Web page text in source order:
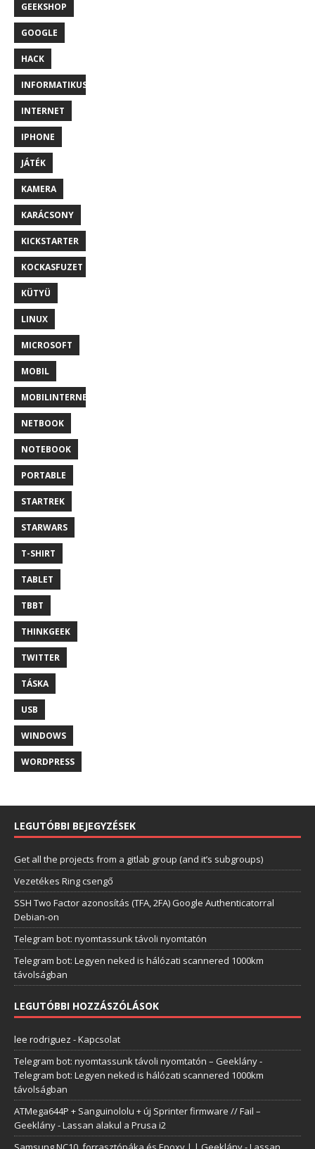
GEEKSHOP
GOOGLE
HACK
INFORMATIKUS
INTERNET
IPHONE
JÁTÉK
KAMERA
KARÁCSONY
KICKSTARTER
KOCKASFUZET
KÜTYÜ
LINUX
MICROSOFT
MOBIL
MOBILINTERNET
NETBOOK
NOTEBOOK
PORTABLE
STARTREK
STARWARS
T-SHIRT
TABLET
TBBT
THINKGEEK
TWITTER
TÁSKA
USB
WINDOWS
WORDPRESS
LEGUTÓBBI BEJEGYZÉSEK
Get all the projects from a gitlab group (and it’s subgroups)
Vezetékes Ring csengő
SSH Two Factor azonosítás (TFA, 2FA) Google Authenticatorral
Debian-on
Telegram bot: nyomtassunk távoli nyomtatón
Telegram bot: Legyen neked is hálózati scannered 1000km
távolságban
LEGUTÓBBI HOZZÁSZÓLÁSOK
lee rodriguez -Kapcsolat
Telegram bot: nyomtassunk távoli nyomtatón – Geeklány-
Telegram bot: Legyen neked is hálózati scannered 1000km
távolságban
ATMega644P + Sanguinololu + új Sprinter firmware // Fail –
Geeklány-Lassan alakul a Prusa i2